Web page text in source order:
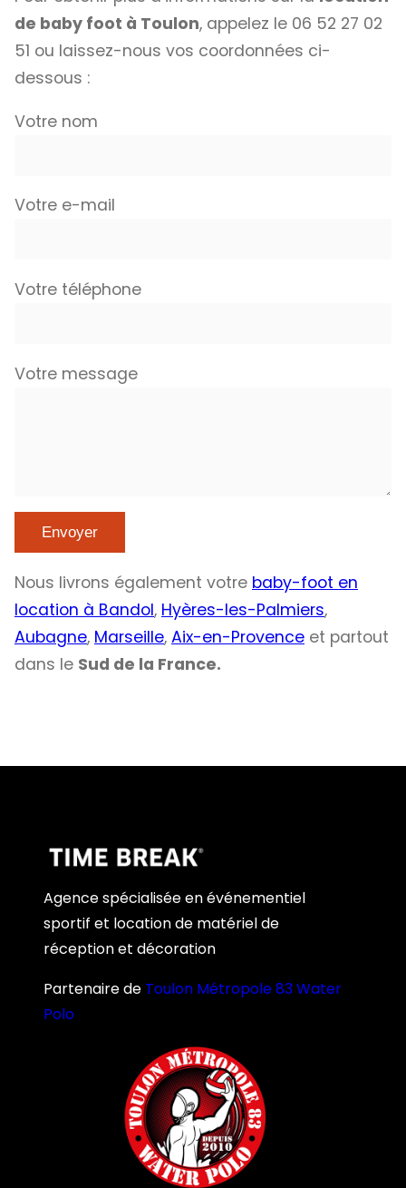
de baby foot à Toulon, appelez le 06 52 27 02
51 ou laissez-nous vos coordonnées ci-
dessous :
Votre nom
Votre e-mail
Votre téléphone
Votre message
Nous livrons également votre baby-foot en
location à Bandol, Hyères-les-Palmiers,
Aubagne, Marseille, Aix-en-Provence et partout
dans le Sud de la France.
Agence spécialisée en événementiel
sportif et location de matériel de
réception et décoration
Partenaire de Toulon Métropole 83 Water
Polo